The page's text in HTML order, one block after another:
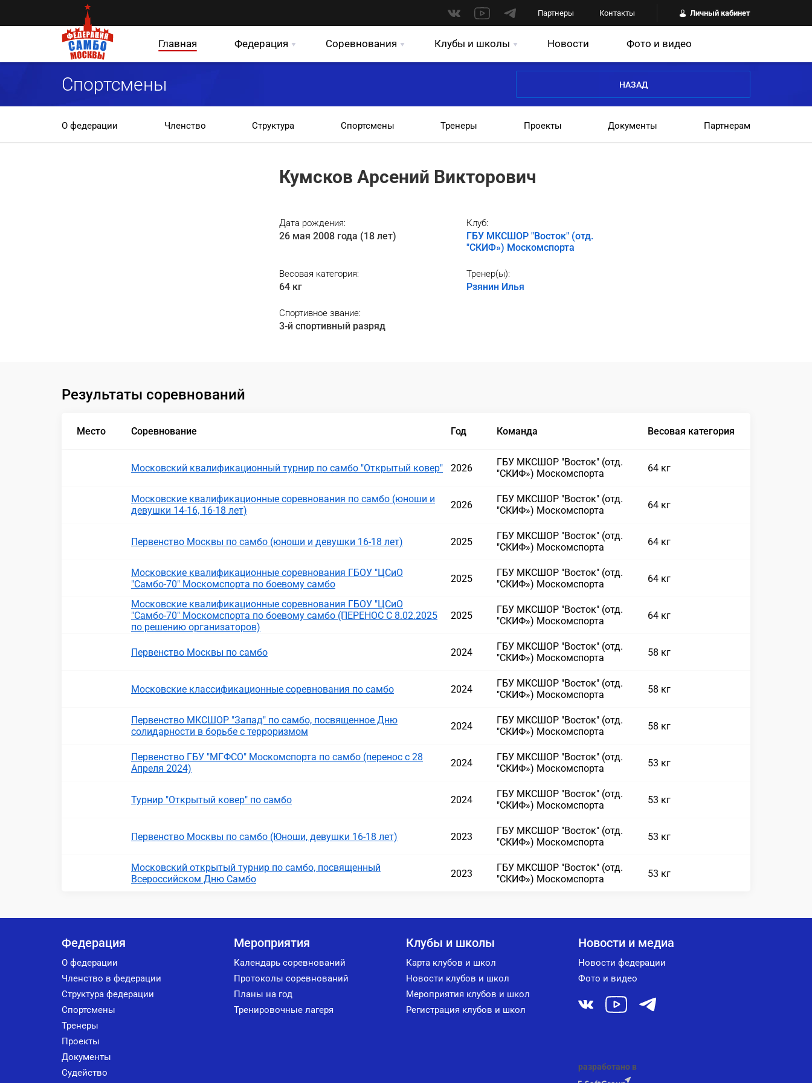
Партнеры Контакты Личный кабинет
Главная Федерация Соревнования Клубы и школы Новости Фото и видео
Спортсмены НАЗАД
О федерации Членство Структура Спортсмены Тренеры Проекты Документы Партнерам
Кумсков Арсений Викторович
Дата рождения:
26 мая 2008 года (18 лет)
Клуб:
ГБУ МКСШОР "Восток" (отд.
"СКИФ») Москомспорта
Весовая категория:
64 кг
Тренер(ы):
Рзянин Илья
Спортивное звание:
3-й спортивный разряд
Результаты соревнований
Место Соревнование Год Команда Весовая категория
Московский квалификационный турнир по самбо "Открытый ковер" 2026
ГБУ МКСШОР "Восток" (отд.
"СКИФ») Москомспорта
64 кг
Московские квалификационные соревнования по самбо (юноши и
девушки 14-16, 16-18 лет)
2026
ГБУ МКСШОР "Восток" (отд.
"СКИФ») Москомспорта
64 кг
Первенство Москвы по самбо (юноши и девушки 16-18 лет) 2025
ГБУ МКСШОР "Восток" (отд.
"СКИФ») Москомспорта
64 кг
Московские квалификационные соревнования ГБОУ "ЦСиО
"Самбо-70" Москомспорта по боевому самбо
2025
ГБУ МКСШОР "Восток" (отд.
"СКИФ») Москомспорта
64 кг
Московские квалификационные соревнования ГБОУ "ЦСиО
"Самбо-70" Москомспорта по боевому самбо (ПЕРЕНОС С 8.02.2025
по решению организаторов)
2025
ГБУ МКСШОР "Восток" (отд.
"СКИФ») Москомспорта
64 кг
Первенство Москвы по самбо 2024
ГБУ МКСШОР "Восток" (отд.
"СКИФ») Москомспорта
58 кг
Московские классификационные соревнования по самбо 2024
ГБУ МКСШОР "Восток" (отд.
"СКИФ») Москомспорта
58 кг
Первенство МКСШОР "Запад" по самбо, посвященное Дню
солидарности в борьбе с терроризмом
2024
ГБУ МКСШОР "Восток" (отд.
"СКИФ») Москомспорта
58 кг
Первенство ГБУ "МГФСО" Москомспорта по самбо (перенос с 28
Апреля 2024)
2024
ГБУ МКСШОР "Восток" (отд.
"СКИФ») Москомспорта
53 кг
Турнир "Открытый ковер" по самбо 2024
ГБУ МКСШОР "Восток" (отд.
"СКИФ») Москомспорта
53 кг
Первенство Москвы по самбо (Юноши, девушки 16-18 лет) 2023
ГБУ МКСШОР "Восток" (отд.
"СКИФ») Москомспорта
53 кг
Московский открытый турнир по самбо, посвященный
Всероссийском Дню Самбо
2023
ГБУ МКСШОР "Восток" (отд.
"СКИФ») Москомспорта
53 кг
Федерация
О федерации
Членство в федерации
Структура федерации
Спортсмены
Тренеры
Проекты
Документы
Судейство
Мероприятия
Календарь соревнований
Протоколы соревнований
Планы на год
Тренировочные лагеря
Клубы и школы
Карта клубов и школ
Новости клубов и школ
Мероприятия клубов и школ
Регистрация клубов и школ
Новости и медиа
Новости федерации
Фото и видео
разработано в